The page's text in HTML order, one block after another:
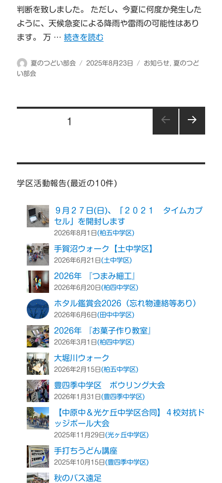
判断を致しました。 ただし、今夏に何度か発生した
ように、天候急変による降雨や雷雨の可能性はあり
ます。 万 …“オーバーナイトハイク開催決定” の
続きを読む
投
稿
夏のつどい部会
投
2025年8月23日
カ
お知らせ,夏のつど
い部会
ペ
ー
1
学区活動報告(最近の10件)
９月２７日(日)、「２０２１ タイムカプ
セル」を開封します
2026年8月1日(柏五中学区)
手賀沼ウォーク【土中学区】
2026年6月21日(土中学区)
2026年 『つまみ細工』
2026年6月20日(柏四中学区)
ホタル鑑賞会2026（忘れ物連絡等あり）
2026年6月6日(田中中学区)
2026年 『お菓子作り教室』
2026年3月1日(柏四中学区)
大堀川ウォーク
2026年2月15日(柏五中学区)
豊四季中学区 ボウリング大会
2026年1月31日(豊四季中学区)
【中原中＆光ケ丘中学区合同】４校対抗ド
ッジボール大会
2025年11月29日(光ヶ丘中学区)
手打ちうどん講座
2025年10月15日(豊四季中学区)
秋のバス遠足